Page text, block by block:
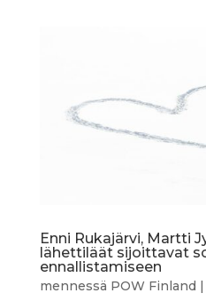
Enni Rukajärvi, Martti
lähettiläät sijoittavat
ennallistamiseen
mennessä POW Finland |